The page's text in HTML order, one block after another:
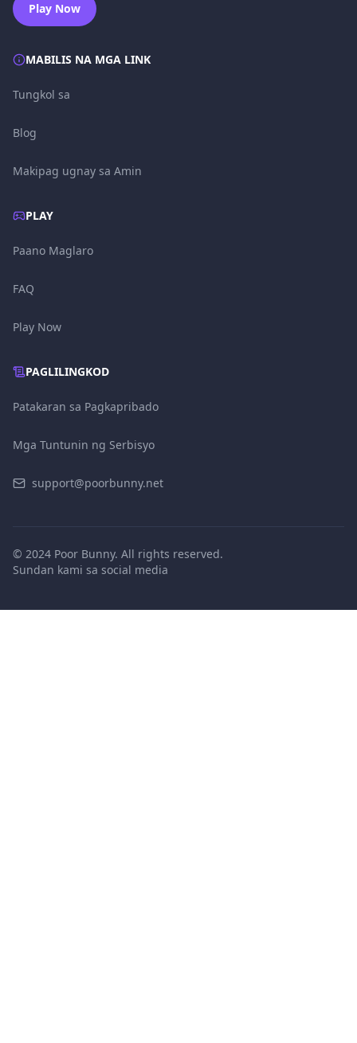
Play Now
MABILIS NA MGA LINK
Tungkol sa
Blog
Makipag ugnay sa Amin
PLAY
Paano Maglaro
FAQ
Play Now
PAGLILINGKOD
Patakaran sa Pagkapribado
Mga Tuntunin ng Serbisyo
support@poorbunny.net
© 2024 Poor Bunny. All rights reserved.
Sundan kami sa social media